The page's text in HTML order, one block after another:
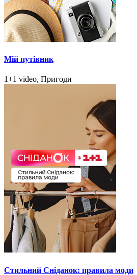
Мій путівник
1+1 video, Пригоди
Стильний Сніданок: правила моди